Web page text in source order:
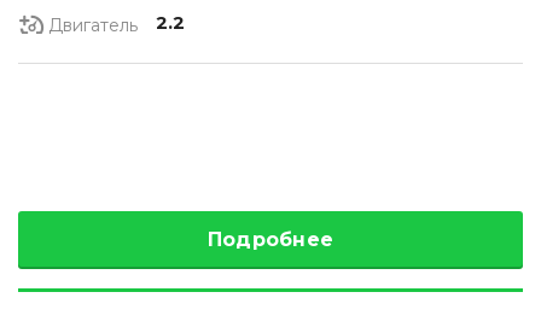
Двигатель 2.2
Подробнее